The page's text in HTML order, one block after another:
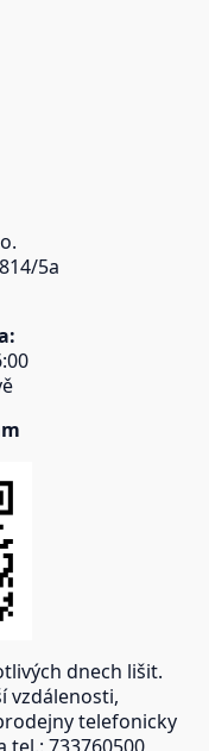
5a
dnech lišit.
vzdálenosti,
telefonicky